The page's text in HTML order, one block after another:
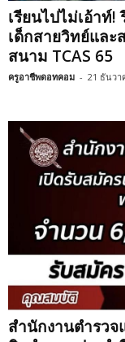
เรียนไปไม่เอ้าท์
เด็กสายวิทย์แล
สนาม TCAS 65
ครูอาชีพดอทคอม - 21 ธันวา
สำนักงานตำรว